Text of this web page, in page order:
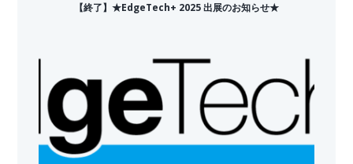
【終了】★EdgeTech+ 2025 出展のお知らせ★